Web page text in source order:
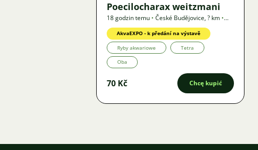
Poecilocharax weitzmani
18 godzin temu • České Budějovice,? km •
Oferta
AkvaEXPO - k předání na výstavě
Ryby akwariowe Tetra
Oba
70 Kč Chcę kupić